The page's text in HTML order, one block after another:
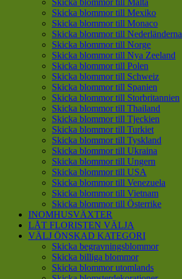
Skicka blommor till Malta
Skicka blommor till Mexiko
Skicka blommor till Monaco
Skicka blommor till Nederländerna
Skicka blommor till Norge
Skicka blommor till Nya Zeeland
Skicka blommor till Polen
Skicka blommor till Schweiz
Skicka blommor till Spanien
Skicka blommor till Storbritannien
Skicka blommor till Thailand
Skicka blommor till Tjeckien
Skicka blommor till Turkiet
Skicka blommor till Tyskland
Skicka blommor till Ukraina
Skicka blommor till Ungern
Skicka blommor till USA
Skicka blommor till Venezuela
Skicka blommor till Vietnam
Skicka blommor till Österrike
INOMHUSVÄXTER
LÅT FLORISTEN VÄLJA
VÄLJ ÖNSKAD KATEGORI
Skicka begravningsblommor
Skicka billiga blommor
Skicka blommor utomlands